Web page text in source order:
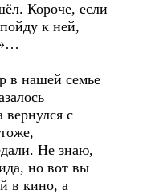
Короче, если
к ней,
в нашей семье
вернулся с
Не знаю,
но вот вы
в кино, а